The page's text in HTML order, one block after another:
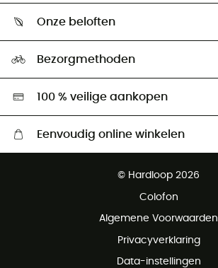
Retourzendingen & Terugbetalingen
Ambassadeurs
Onze beloften
Hardgreen
Bezorgmethoden
100 % veilige aankopen
Eenvoudig online winkelen
Gratis retourneren binnen 100 dagen
© Hardloop 2026
Colofon
Algemene Voorwaarden
Privacyverklaring
Data-instellingen